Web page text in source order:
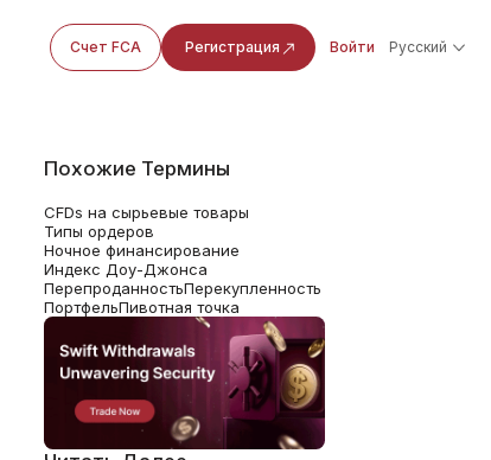
Счет FCA Регистрация Войти Русский
Похожие Термины
CFDs на сырьевые товары
Типы ордеров
Ночное финансирование
Индекс Доу-Джонса
ПерепроданностьПерекупленность
ПортфельПивотная точка